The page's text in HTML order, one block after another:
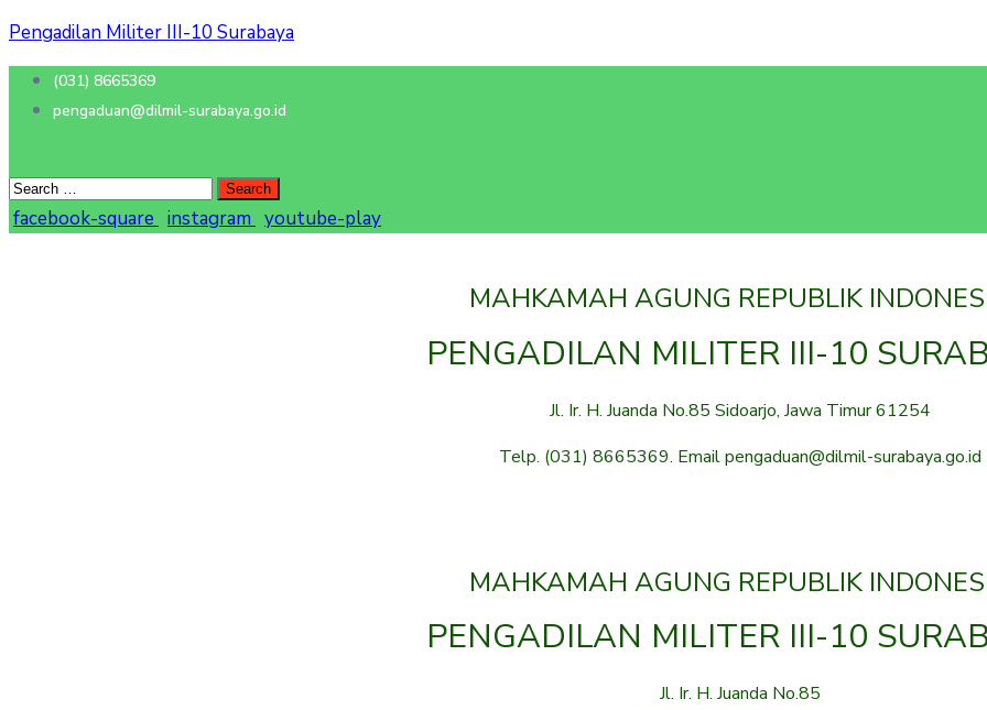
Pengadilan Militer III-10 Surabaya
(031) 8665369
pengaduan@dilmil-surabaya.go.id
facebook-square instagram youtube-play
MAHKAMAH AGUNG REPUBLIK
PENGADILAN MILITER III-10
Jl. Ir. H. Juanda No.85 Sidoarjo, Jawa Timur 61254
Telp. (031) 8665369. Email pengaduan@dilmil-surabaya.go.id
MAHKAMAH AGUNG REPUBLIK
PENGADILAN MILITER III-10
Jl. Ir. H. Juanda No.85